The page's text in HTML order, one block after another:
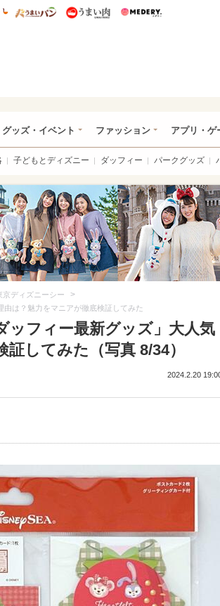
ニー特集
うまいめし うまいパン うまい肉
グッズ・イベント ファッション アプリ・ゲ
子どもとディズニー ダッフィー パークグッズ
京ディズニーシー >
由は？魅力をマニアが徹底検証してみた
ッフィー最新グッズ」大人気
してみた（写真 8/34）
2024.2.20